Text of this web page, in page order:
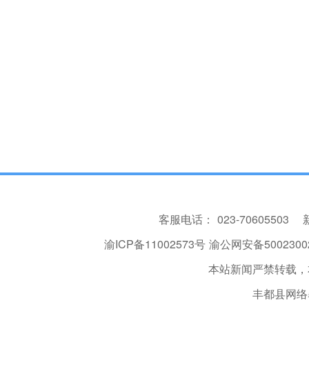
客服电话： 023-70605503
渝ICP备11002573号 渝公网安备
本站新闻严禁转载
丰都县网